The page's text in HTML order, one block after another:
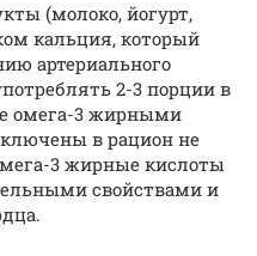
(молоко, йогурт,
кальция, который
артериального
2-3 порции в
омега-3 жирными
в рацион не
3 жирные кислоты
свойствами и